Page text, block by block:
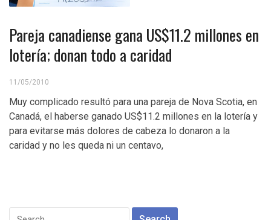
Pareja canadiense gana US$11.2 millones en
lotería; donan todo a caridad
11/05/2010
Muy complicado resultó para una pareja de Nova Scotia, en
Canadá, el haberse ganado US$11.2 millones en la lotería y
para evitarse más dolores de cabeza lo donaron a la
caridad y no les queda ni un centavo,
Search